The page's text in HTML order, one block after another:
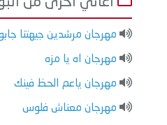
مهرجان مرشدين جيهتنا
مهرجان اه يا مزه
مهرجان ياعم الحظ فينك
مهرجان معناش فلوس